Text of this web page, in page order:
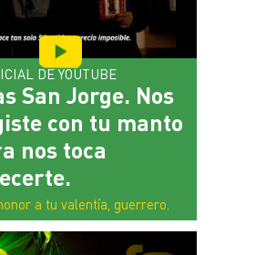
DE YOUTUBE
San Jorge. Nos
con tu manto
nos toca
a tu valentía, guerrero.